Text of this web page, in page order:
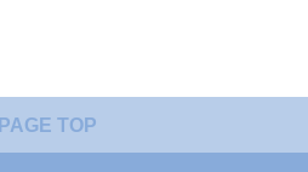
PAGE TOP